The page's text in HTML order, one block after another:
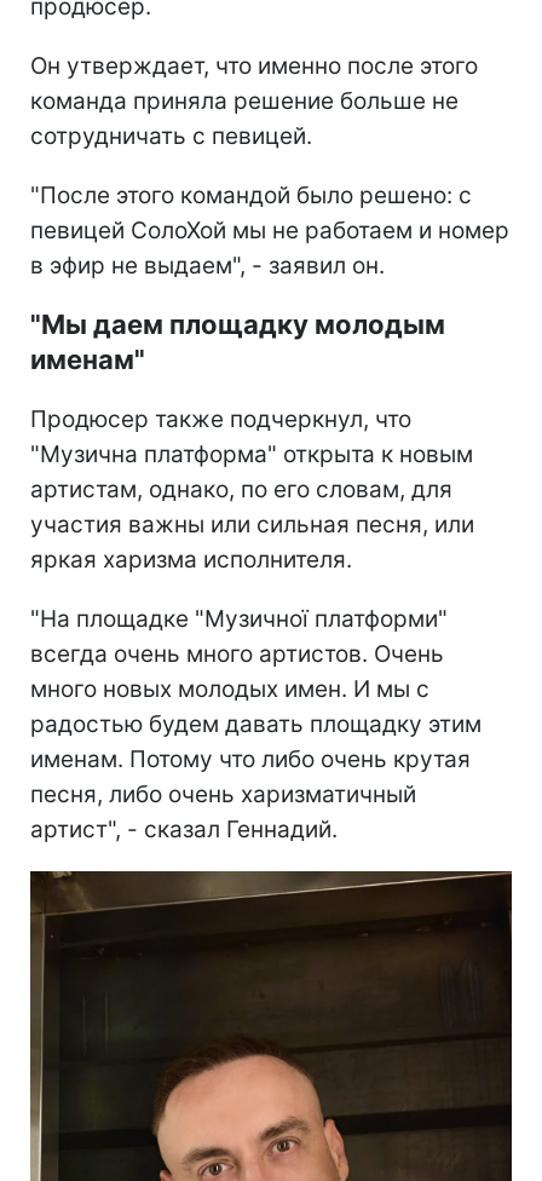
продюсер.
Он утверждает, что именно после этого
команда приняла решение больше не
сотрудничать с певицей.
"После этого командой было решено: с
певицей СолоХой мы не работаем и номер
в эфир не выдаем", - заявил он.
"Мы даем площадку молодым
именам"
Продюсер также подчеркнул, что
"Музична платформа" открыта к новым
артистам, однако, по его словам, для
участия важны или сильная песня, или
яркая харизма исполнителя.
"На площадке "Музичної платформи"
всегда очень много артистов. Очень
много новых молодых имен. И мы с
радостью будем давать площадку этим
именам. Потому что либо очень крутая
песня, либо очень харизматичный
артист", - сказал Геннадий.